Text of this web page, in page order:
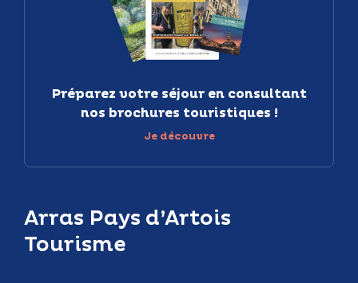
Arras Pays d’Artois
Tourisme
Préparez votre séjour en consultant
nos brochures touristiques !
Je découvre